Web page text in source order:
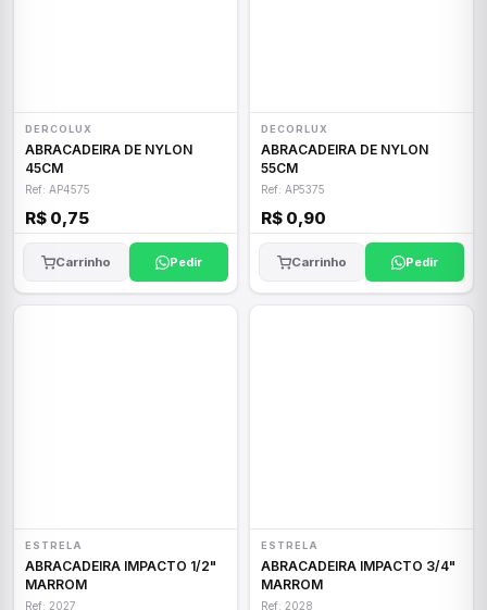
DERCOLUX
ABRACADEIRA DE NYLON
45CM
Ref: AP4575
R$ 0,75
Carrinho Pedir
DECORLUX
ABRACADEIRA DE NYLON
55CM
Ref: AP5375
R$ 0,90
Carrinho Pedir
ESTRELA
ABRACADEIRA IMPACTO 1/2"
MARROM
Ref: 2027
ESTRELA
ABRACADEIRA IMPACTO 3/4"
MARROM
Ref: 2028